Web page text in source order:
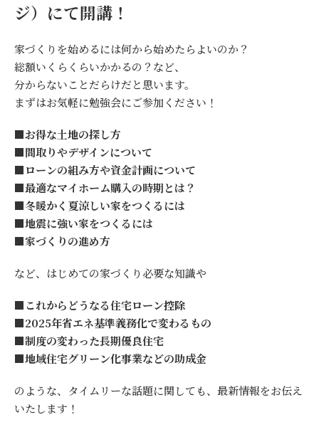
ジ）にて開講！
家づくりを始めるには何から始めたらよいのか？
総額いくらくらいかかるの？など、
分からないことだらけだと思います。
まずはお気軽に勉強会にご参加ください！
■お得な土地の探し方
■間取りやデザインについて
■ローンの組み方や資金計画について
■最適なマイホーム購入の時期とは？
■冬暖かく夏涼しい家をつくるには
■地震に強い家をつくるには
■家づくりの進め方
など、はじめての家づくり必要な知識や
■これからどうなる住宅ローン控除
■2025年省エネ基準義務化で変わるもの
■制度の変わった長期優良住宅
■地域住宅グリーン化事業などの助成金
のような、タイムリーな話題に関しても、最新情報をお伝え
いたします！